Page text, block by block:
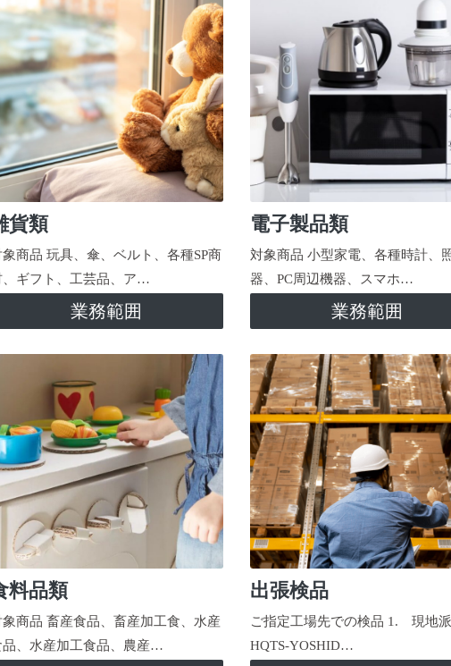
貨類
象商品 玩具、傘、ベルト、各種SP商
、ギフト、工芸品、ア…
業務範囲
電子製品類
対象商品 小型家電、各種時計、
器、PC周辺機器、スマホ…
業務範囲
料品類
象商品 畜産食品、畜産加工食、水産
品、水産加工食品、農産…
出張検品
ご指定工場先での検品 1. 現地派
HQTS-YOSHID…